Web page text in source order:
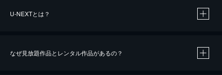
U-NEXTとは？
なぜ見放題作品とレンタル作品があるの？